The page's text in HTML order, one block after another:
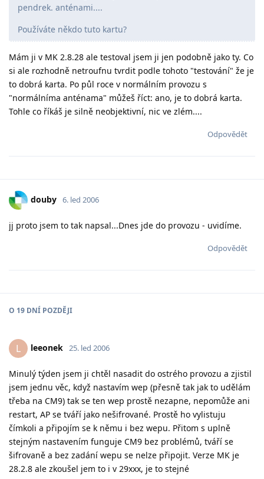
pendrek. anténami....
Používáte někdo tuto kartu?
Mám ji v MK 2.8.28 ale testoval jsem ji jen podobně jako ty. Co
si ale rozhodně netroufnu tvrdit podle tohoto "testování" že je
to dobrá karta. Po půl roce v normálním provozu s
"normálníma anténama" můžeš říct: ano, je to dobrá karta.
Tohle co říkáš je silně neobjektivní, nic ve zlém....
Odpovědět
douby 6. led 2006
jj proto jsem to tak napsal...Dnes jde do provozu - uvidíme.
Odpovědět
O 19 DNÍ POZDĚJI
L leeonek 25. led 2006
Minulý týden jsem ji chtěl nasadit do ostrého provozu a zjistil
jsem jednu věc, když nastavím wep (přesně tak jak to udělám
třeba na CM9) tak se ten wep prostě nezapne, nepomůže ani
restart, AP se tváří jako nešifrované. Prostě ho vylistuju
čímkoli a připojím se k němu i bez wepu. Přitom s uplně
stejným nastavením funguje CM9 bez problémů, tváří se
šifrovaně a bez zadání wepu se nelze připojit. Verze MK je
28.2.8 ale zkoušel jem to i v 29xxx, je to stejné